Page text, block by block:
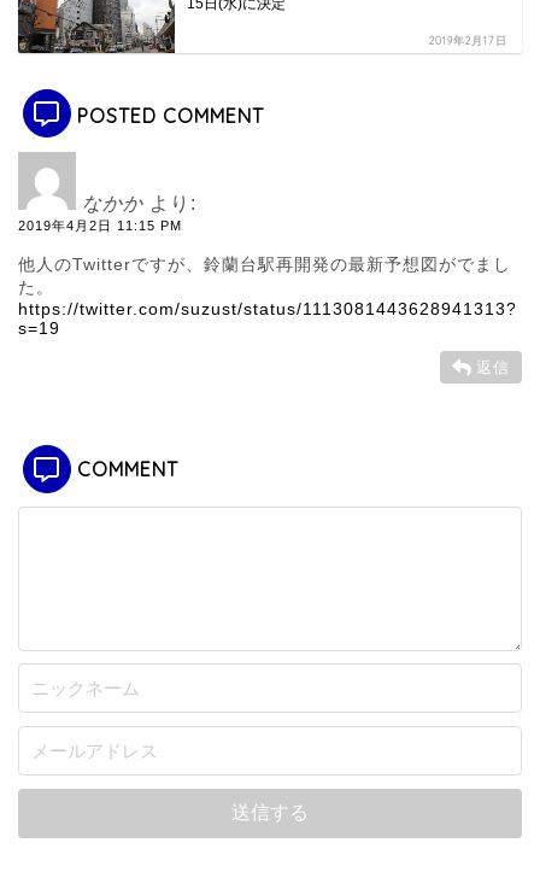
15日(水)に決定
2019年2月17日
POSTED COMMENT
なかか より:
2019年4月2日 11:15 PM
他人のTwitterですが、鈴蘭台駅再開発の最新予想図がでまし
た。
https://twitter.com/suzust/status/1113081443628941313?
s=19
返信
COMMENT